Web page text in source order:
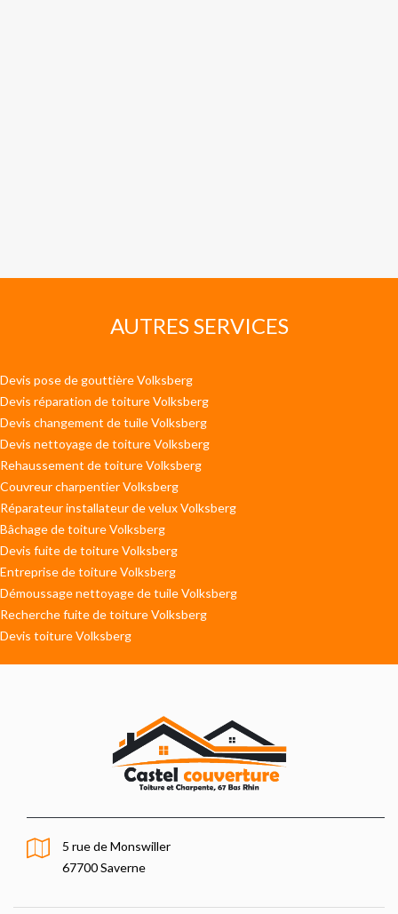
AUTRES SERVICES
Devis pose de gouttière Volksberg
Devis réparation de toiture Volksberg
Devis changement de tuile Volksberg
Devis nettoyage de toiture Volksberg
Rehaussement de toiture Volksberg
Couvreur charpentier Volksberg
Réparateur installateur de velux Volksberg
Bâchage de toiture Volksberg
Devis fuite de toiture Volksberg
Entreprise de toiture Volksberg
Démoussage nettoyage de tuile Volksberg
Recherche fuite de toiture Volksberg
Devis toiture Volksberg
5 rue de Monswiller
67700 Saverne